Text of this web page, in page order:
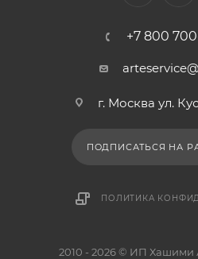
+7 800
г. Москва ул.
ПОДПИСАТЬСЯ НА
ПОЛИТИКА
2010 - 2026 © ИП